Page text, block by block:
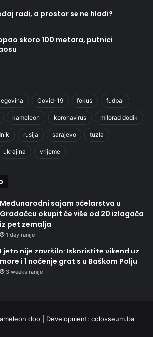
radi, a prostor se ne hladi?
skoro 100 metara, putnici
Covid-19 fokus fudbal
kameleon koronavirus milorad dodik
rusija sarajevo tuzla
ukrajina vrijeme
Međunarodni sajam pčelarstva u
Gradačcu okupit će više od 20 izlagača
iz pet zemalja
1 day ranije
Ljeto nije završilo: Iskoristite vikend uz
more i 1 noćenje gratis u Baškom Polju
3 weeks ranije
doo | Development: colosseum.ba